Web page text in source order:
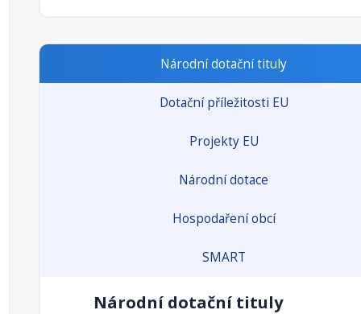
Národní dotační tituly
Dotační příležitosti EU
Projekty EU
Národní dotace
Hospodaření obcí
SMART
Národní dotační tituly